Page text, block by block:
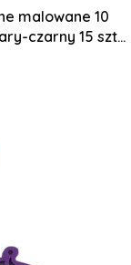
malowane 10
czarny 15 szt